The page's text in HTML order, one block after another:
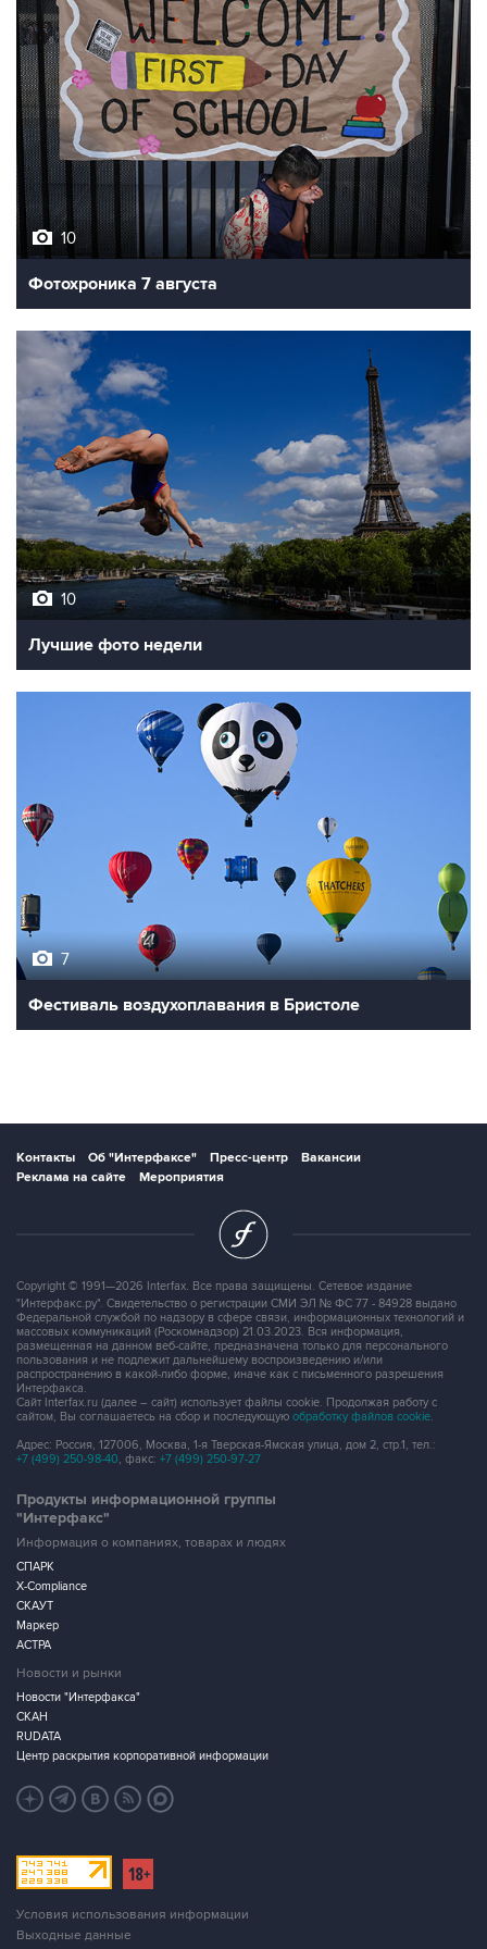
10
Фотохроника 7 августа
10
Лучшие фото недели
7
Фестиваль воздухоплавания в Бристоле
Контакты Об "Интерфаксе" Пресс-центр
Вакансии
Реклама на сайте
Мероприятия
Copyright © 1991—2026 Interfax. Все права защищены. Сетевое издание
"Интерфакс.ру". Свидетельство о регистрации СМИ ЭЛ № ФС 77 - 84928 выдано
Федеральной службой по надзору в сфере связи, информационных технологий и
массовых коммуникаций (Роскомнадзор) 21.03.2023. Вся информация,
размещенная на данном веб-сайте, предназначена только для персонального
пользования и не подлежит дальнейшему воспроизведению и/или
распространению в какой-либо форме, иначе как с письменного разрешения
Интерфакса.
Сайт Interfax.ru (далее – сайт) использует файлы cookie. Продолжая работу с
сайтом, Вы соглашаетесь на сбор и последующую обработку файлов cookie.
Адрес: Россия, 127006, Москва, 1-я Тверская-Ямская улица, дом 2, стр.1, тел.:
+7 (499) 250-98-40, факс: +7 (499) 250-97-27
Продукты информационной группы
"Интерфакс"
Информация о компаниях, товарах и людях
СПАРК
X-Compliance
СКАУТ
Маркер
АСТРА
Новости и рынки
Новости "Интерфакса"
СКАН
RUDATA
Центр раскрытия корпоративной информации
Условия использования информации
Выходные данные